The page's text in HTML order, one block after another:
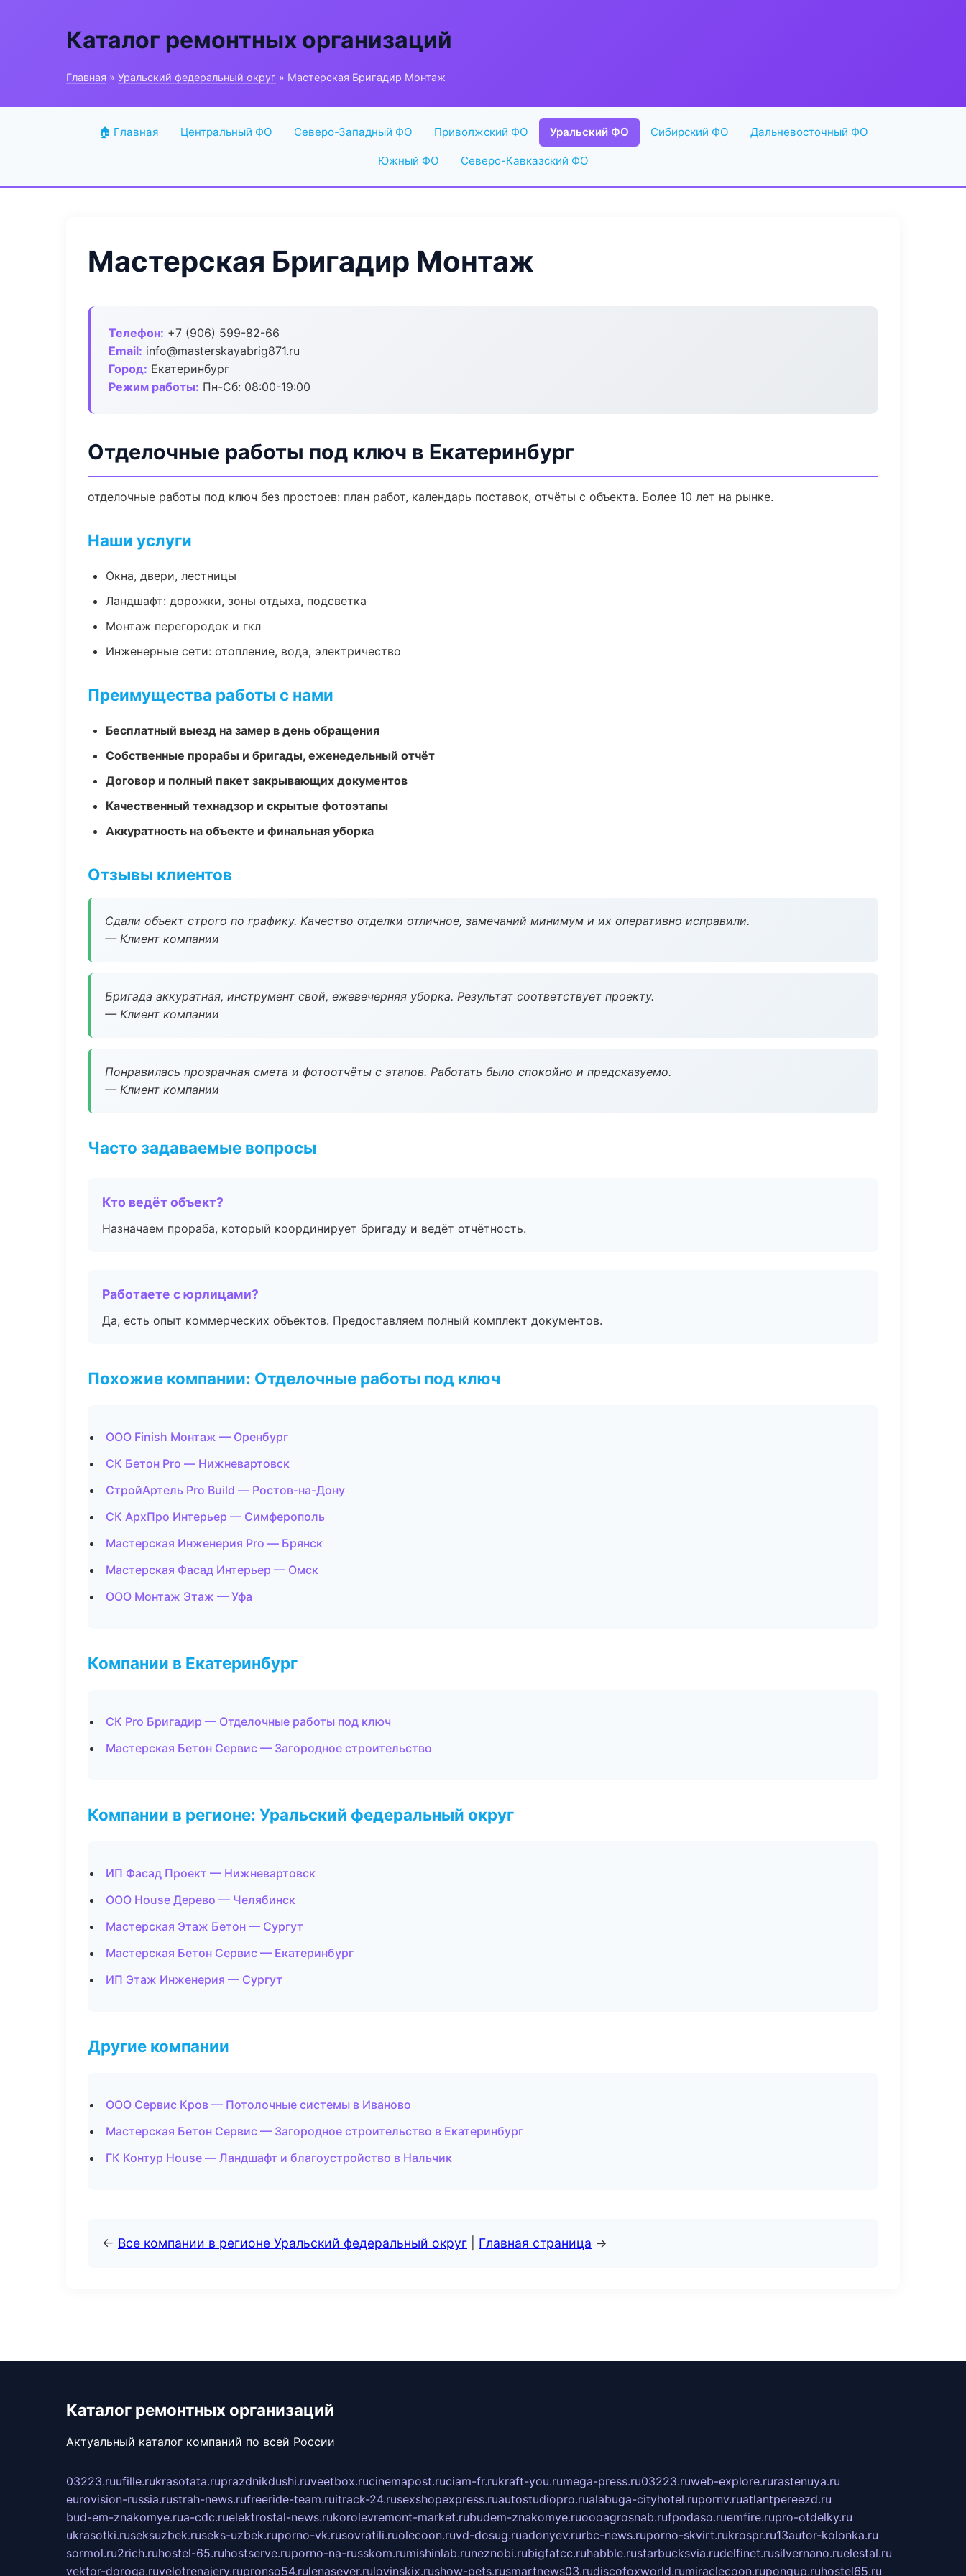
Каталог ремонтных организаций
Главная » Уральский федеральный округ » Мастерская Бригадир Монтаж
🏠 Главная Центральный ФО Северо-Западный ФО Приволжский ФО Уральский ФО Сибирский ФО Дальневосточный ФО
Южный ФО Северо-Кавказский ФО
Мастерская Бригадир Монтаж
Телефон: +7 (906) 599-82-66
Email: info@masterskayabrig871.ru
Город: Екатеринбург
Режим работы: Пн-Сб: 08:00-19:00
Отделочные работы под ключ в Екатеринбург
отделочные работы под ключ без простоев: план работ, календарь поставок, отчёты с объекта. Более 10 лет на рынке.
Наши услуги
Окна, двери, лестницы
Ландшафт: дорожки, зоны отдыха, подсветка
Монтаж перегородок и гкл
Инженерные сети: отопление, вода, электричество
Преимущества работы с нами
Бесплатный выезд на замер в день обращения
Собственные прорабы и бригады, еженедельный отчёт
Договор и полный пакет закрывающих документов
Качественный технадзор и скрытые фотоэтапы
Аккуратность на объекте и финальная уборка
Отзывы клиентов
Сдали объект строго по графику. Качество отделки отличное, замечаний минимум и их оперативно исправили.
— Клиент компании
Бригада аккуратная, инструмент свой, ежевечерняя уборка. Результат соответствует проекту.
— Клиент компании
Понравилась прозрачная смета и фотоотчёты с этапов. Работать было спокойно и предсказуемо.
— Клиент компании
Часто задаваемые вопросы
Кто ведёт объект?
Назначаем прораба, который координирует бригаду и ведёт отчётность.
Работаете с юрлицами?
Да, есть опыт коммерческих объектов. Предоставляем полный комплект документов.
Похожие компании: Отделочные работы под ключ
ООО Finish Монтаж — Оренбург
СК Бетон Pro — Нижневартовск
СтройАртель Pro Build — Ростов-на-Дону
СК АрхПро Интерьер — Симферополь
Мастерская Инженерия Pro — Брянск
Мастерская Фасад Интерьер — Омск
ООО Монтаж Этаж — Уфа
Компании в Екатеринбург
СК Pro Бригадир — Отделочные работы под ключ
Мастерская Бетон Сервис — Загородное строительство
Компании в регионе: Уральский федеральный округ
ИП Фасад Проект — Нижневартовск
ООО House Дерево — Челябинск
Мастерская Этаж Бетон — Сургут
Мастерская Бетон Сервис — Екатеринбург
ИП Этаж Инженерия — Сургут
Другие компании
ООО Сервис Кров — Потолочные системы в Иваново
Мастерская Бетон Сервис — Загородное строительство в Екатеринбург
ГК Контур House — Ландшафт и благоустройство в Нальчик
← Все компании в регионе Уральский федеральный округ Главная страница →
Каталог ремонтных организаций
Актуальный каталог компаний по всей России
03223.ruufille.rukrasotata.ruprazdnikdushi.ruveetbox.rucinemapost.ruciam-fr.rukraft-you.rumega-press.ru03223.ruweb-explore.rurastenuya.ru
eurovision-russia.rustrah-news.rufreeride-team.ruitrack-24.rusexshopexpress.ruautostudiopro.rualabuga-cityhotel.rupornv.ruatlantpereezd.ru
bud-em-znakomye.rua-cdc.ruelektrostal-news.rukorolevremont-market.rubudem-znakomye.ruoooagrosnab.rufpodaso.ruemfire.rupro-otdelky.ru
ukrasotki.ruseksuzbek.ruseks-uzbek.ruporno-vk.rusovratili.ruolecoon.ruvd-dosug.ruadonyev.rurbc-news.ruporno-skvirt.rukrospr.ru13autor-kolonka.ru
sormol.ru2rich.ruhostel-65.ruhostserve.ruporno-na-russkom.rumishinlab.runeznobi.rubigfatcc.ruhabble.rustarbucksvia.rudelfinet.rusilvernano.ruelestal.ru
vektor-doroga.ruvelotrenajery.rupronso54.rulenasever.rulovinskix.rushow-pets.rusmartnews03.rudiscofoxworld.rumiraclecoon.rupongup.ruhostel65.ru